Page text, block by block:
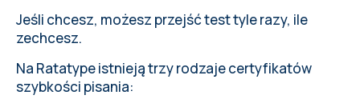
Jeśli chcesz, możesz przejść test tyle razy, ile
zechcesz.
Na Ratatype istnieją trzy rodzaje certyfikatów
szybkości pisania: